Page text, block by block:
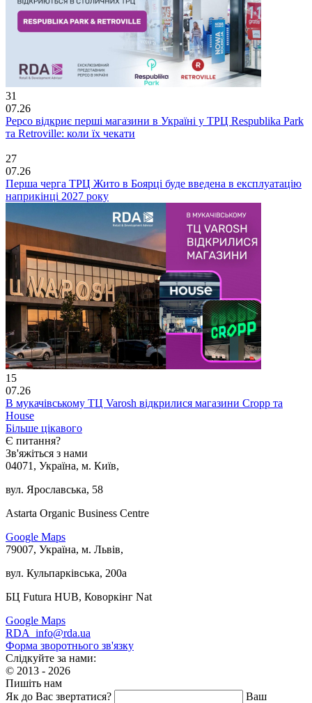
31
07.26
Pepco відкриє перші магазини в Україні у ТРЦ Respublika Park
та Retroville: коли їх чекати
27
07.26
Перша черга ТРЦ Жито в Боярці буде введена в експлуатацію
наприкінці 2027 року
15
07.26
В мукачівському ТЦ Varosh відкрилися магазини Cropp та
House
Більше цікавого
Є питання?
Зв'яжіться з нами
04071, Україна, м. Київ,
вул. Ярославська, 58
Astarta Organic Business Centre
Google Maps
79007, Україна, м. Львів,
вул. Кульпарківська, 200а
БЦ Futura HUB, Коворкінг Nat
Google Maps
RDA_info@rda.ua
Форма зворотнього зв'язку
Слідкуйте за нами:
© 2013 - 2026
Пишіть нам
Як до Вас звертатися?
Ваш